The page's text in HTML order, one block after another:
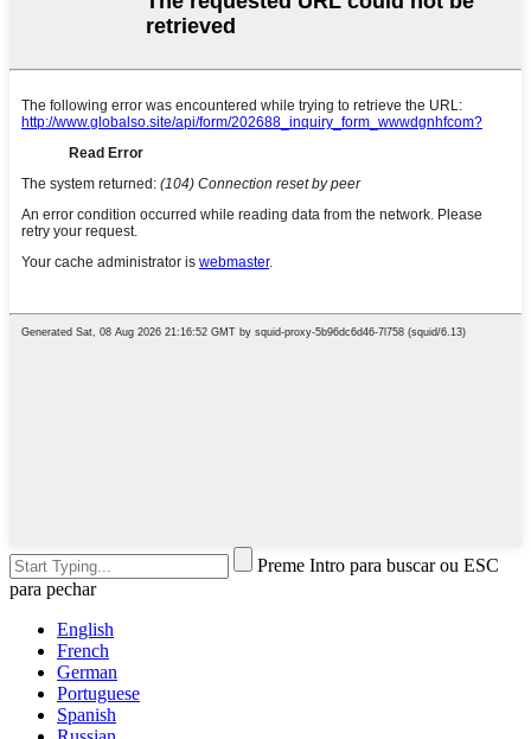
Preme Intro para buscar ou ESC
para pechar
English
French
German
Portuguese
Spanish